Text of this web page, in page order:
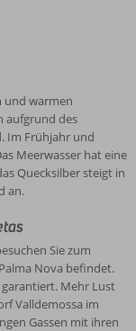
und warmen
aufgrund des
Im Frühjahr und
Meerwasser hat eine
Quecksilber steigt in
an.
Sie zum
Nova befindet.
garantiert. Mehr Lust
Valldemossa im
Gassen mit ihren